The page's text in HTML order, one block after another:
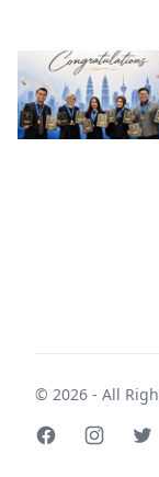
© 2026 - All